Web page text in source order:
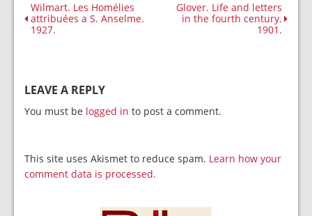
Wilmart. Les Homélies
attribuées a S. Anselme.
1927.
Glover. Life and letters
in the fourth century.
1901.
LEAVE A REPLY
You must be logged in to post a comment.
This site uses Akismet to reduce spam. Learn how your
comment data is processed.